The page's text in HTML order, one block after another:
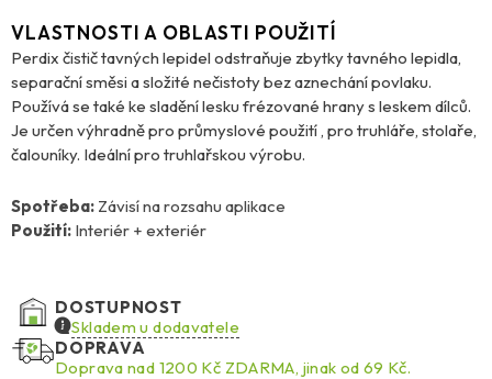
VLASTNOSTI A OBLASTI POUŽITÍ
Perdix čistič tavných lepidel odstraňuje zbytky tavného lepidla,
separační směsi a složité nečistoty bez aznechání povlaku.
Používá se také ke sladění lesku frézované hrany s leskem dílců.
Je určen výhradně pro průmyslové použití , pro truhláře, stolaře,
čalouníky. Ideální pro truhlařskou výrobu.
Spotřeba: Závisí na rozsahu aplikace
Použití: Interiér + exteriér
DOSTUPNOST
Skladem u dodavatele
DOPRAVA
Doprava nad 1200 Kč ZDARMA, jinak od 69 Kč.